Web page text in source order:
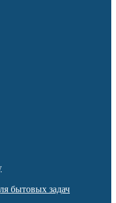
бытовых задач